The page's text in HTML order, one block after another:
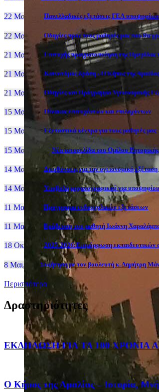
22 Μαι, 26 Πανελλαδικές εξετάσεις ΓΕΛ υποψηφίων
22 Μαι, 26 Οδηγίες προς τους μαθητές μας που θα
21 Μαι, 26 Επιτυχής πραγματοποίηση της Ημερίδας
21 Μαι, 26 Καινοτόμος δράση «Ο Κήπος της
21 Μαι, 26 Οδηγίες και Πρόγραμμα Υγειονομικής
15 Μαι, 26 Πίνακας επιτυχόντων και επιλαχόντων
15 Μαι, 26 Εξεταστικά κέντρα για τους μαθητές μας
15 Μαι, 2026 Νέα ιστοσελίδα του Ομίλου Ρητορικής
14 Μαι, 26 Διευθύνσεις για την υγειονομική
14 Μαι, 26 Yποβολή μηχανογραφικού για
11 Μαι, 26 Πρόγραμμα ενδοσχολικών εξετάσεων
11 Μαι, 26 Βράβευση του μαθητή Ιωάννη
18 Οκτ, 25 2025-2026:Επιμόρφωση εκπαιδευτικών
8 Μαι, 26 Συζήτηση με τον βουλευτή κ. Δημήτρη
Περισσότερα
Δραστηριότητες
ΕΚΔΗΛΩΣΗ ΓΙΑ ΤΑ 100 ΧΡΟΝΙΑ
Ο Κήπος της Αμαλίας – Ιστορία,